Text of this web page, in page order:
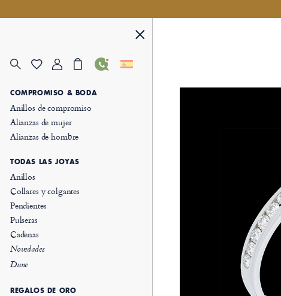
COMPROMISO & BODA
Anillos de compromiso
Alianzas de mujer
Alianzas de hombre
TODAS LAS JOYAS
Anillos
Collares y colgantes
Pendientes
Pulseras
Cadenas
Novedades
Dune
REGALOS DE ORO